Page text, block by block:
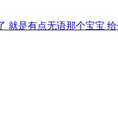
就是有点无语那个宝宝